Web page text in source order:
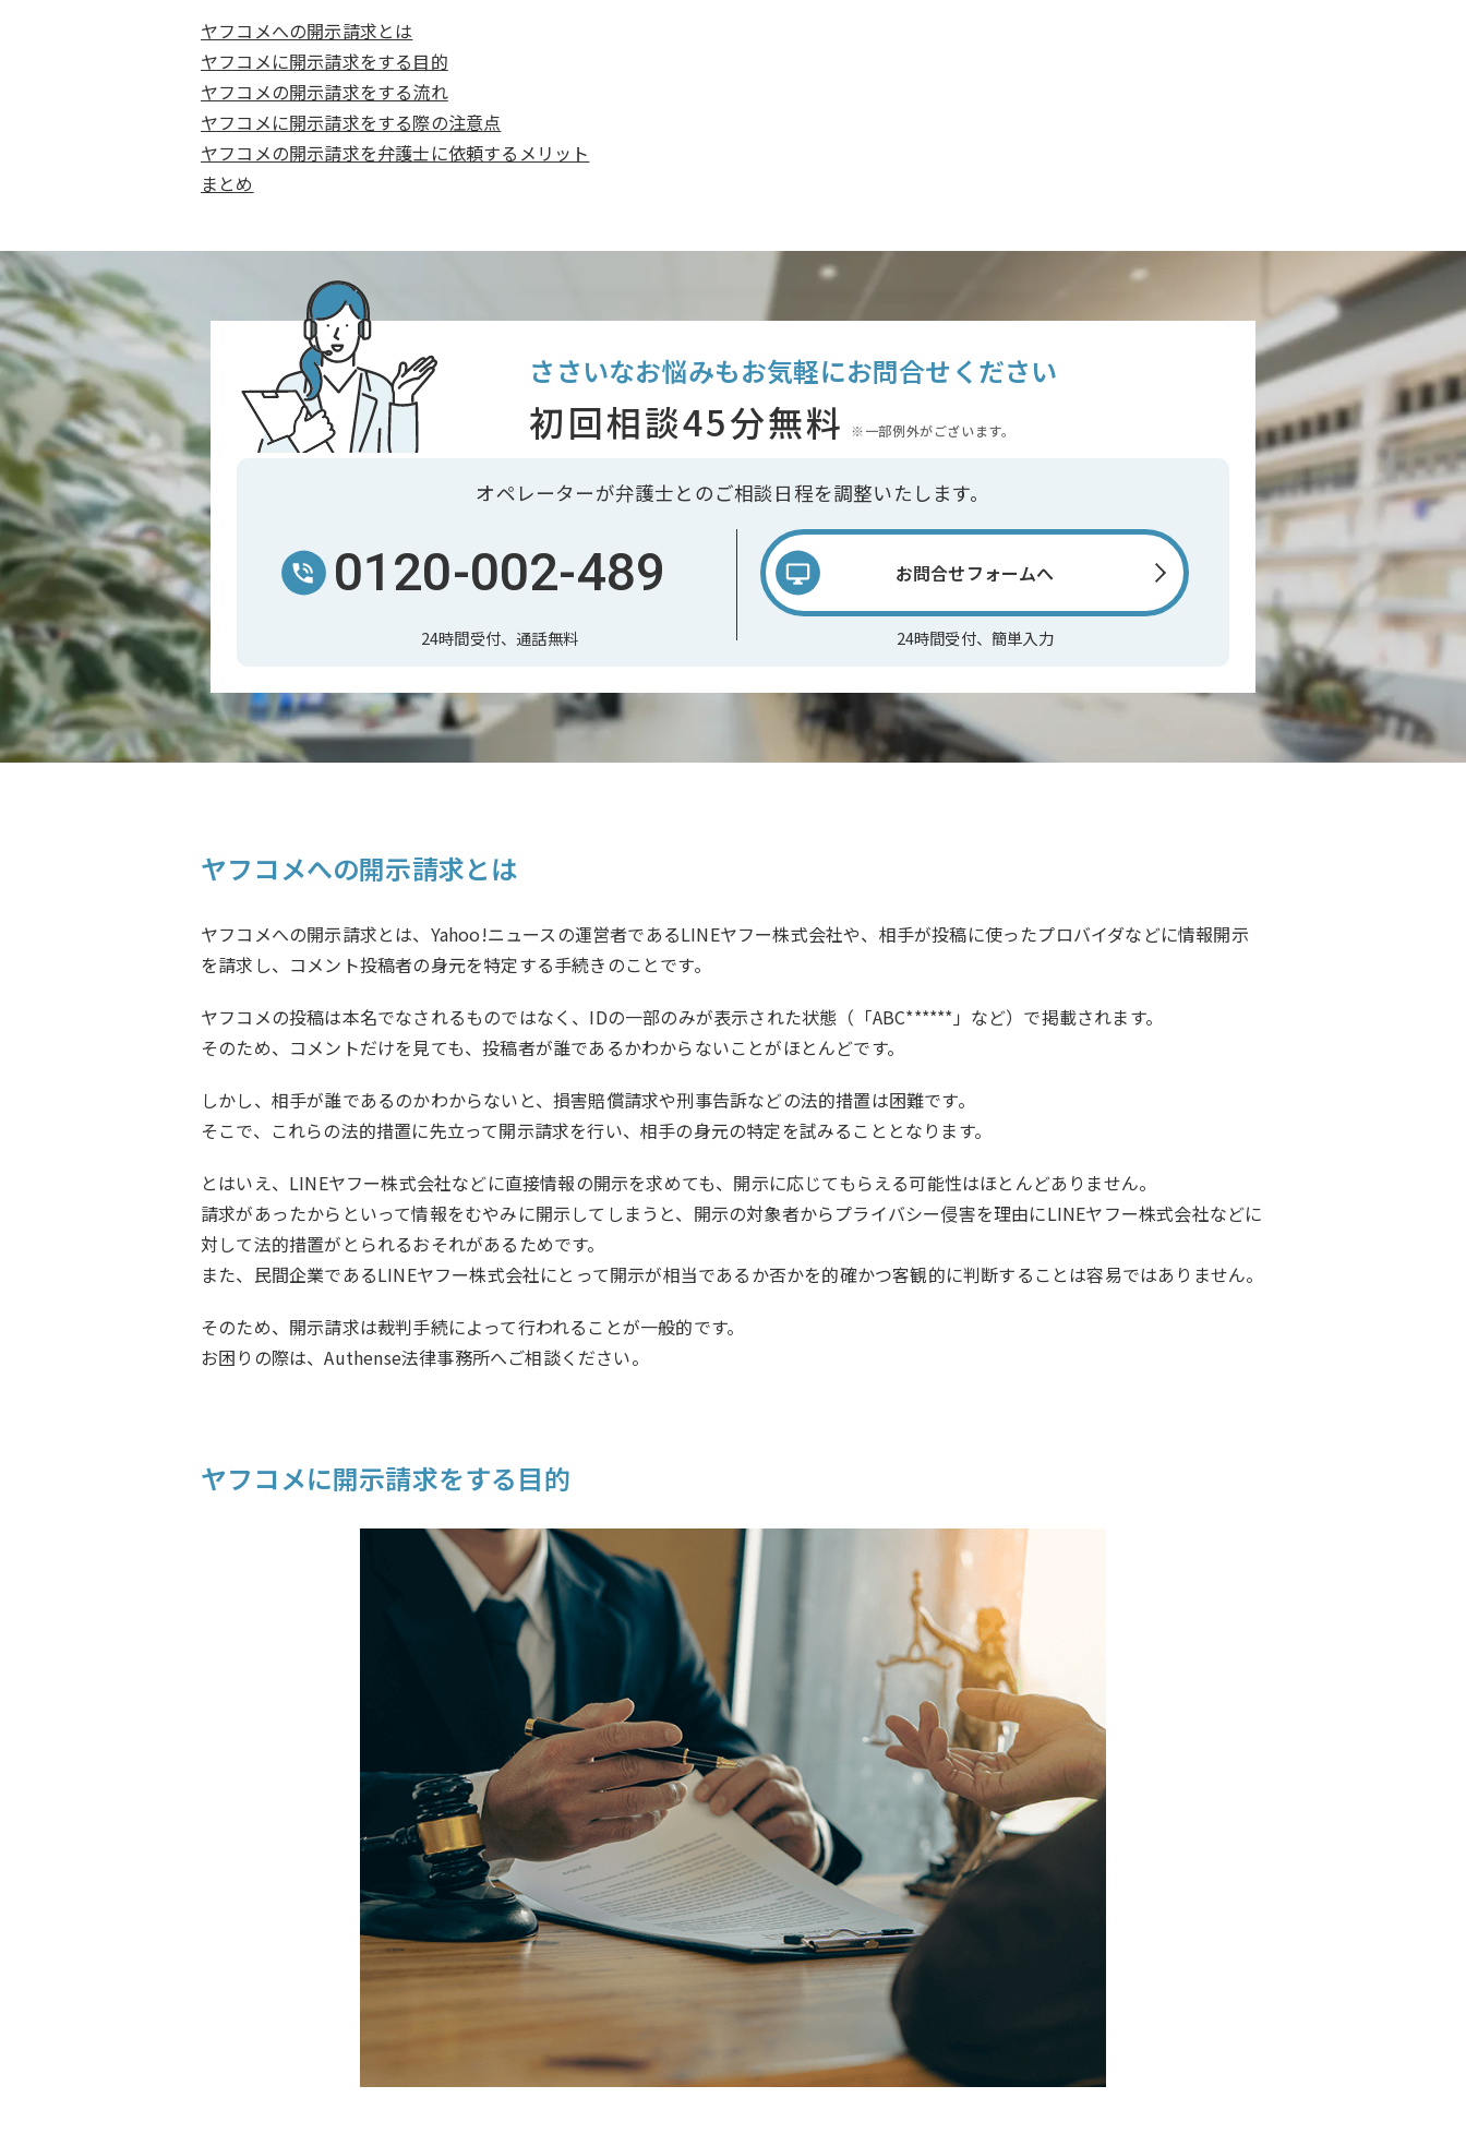
ヤフコメへの開示請求とは
ヤフコメに開示請求をする目的
ヤフコメの開示請求をする流れ
ヤフコメに開示請求をする際の注意点
ヤフコメの開示請求を弁護士に依頼するメリット
まとめ
ささいなお悩みもお気軽にお問合せください
初回相談45分無料 ※一部例外がございます。
オペレーターが弁護士とのご相談日程を調整いたします。
0120-002-489
24時間受付、通話無料
お問合せフォームへ
24時間受付、簡単入力
ヤフコメへの開示請求とは
ヤフコメへの開示請求とは、Yahoo!ニュースの運営者であるLINEヤフー株式会社や、相手が投稿に使ったプロバイダなどに情報開示
を請求し、コメント投稿者の身元を特定する手続きのことです。
ヤフコメの投稿は本名でなされるものではなく、IDの一部のみが表示された状態（「ABC******」など）で掲載されます。
そのため、コメントだけを見ても、投稿者が誰であるかわからないことがほとんどです。
しかし、相手が誰であるのかわからないと、損害賠償請求や刑事告訴などの法的措置は困難です。
そこで、これらの法的措置に先立って開示請求を行い、相手の身元の特定を試みることとなります。
とはいえ、LINEヤフー株式会社などに直接情報の開示を求めても、開示に応じてもらえる可能性はほとんどありません。
請求があったからといって情報をむやみに開示してしまうと、開示の対象者からプライバシー侵害を理由にLINEヤフー株式会社などに
対して法的措置がとられるおそれがあるためです。
また、民間企業であるLINEヤフー株式会社にとって開示が相当であるか否かを的確かつ客観的に判断することは容易ではありません。
そのため、開示請求は裁判手続によって行われることが一般的です。
お困りの際は、Authense法律事務所へご相談ください。
ヤフコメに開示請求をする目的